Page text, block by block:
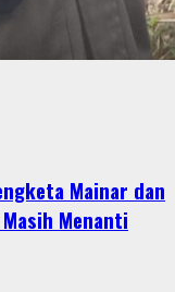
Mainar dan
Menanti